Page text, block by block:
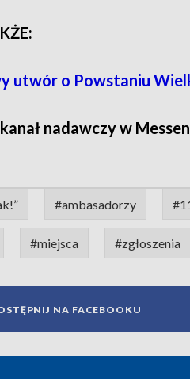
utwór o Powstaniu
nadawczy w
#ambasadorzy
#miejsca #zgłoszenia
NA FACEBOOKU